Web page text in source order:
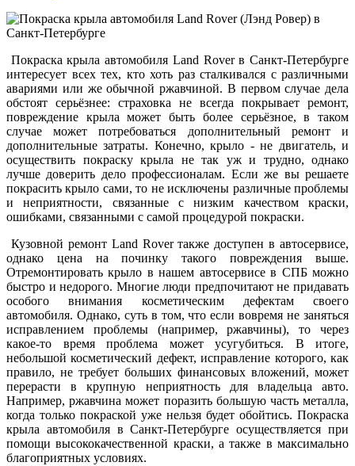
Покраска крыла автомобиля Land Rover в Санкт-Петербурге
интересует всех тех, кто хоть раз сталкивался с различными
авариями или же обычной ржавчиной. В первом случае дела
обстоят серьёзнее: страховка не всегда покрывает ремонт,
повреждение крыла может быть более серьёзное, в таком
случае может потребоваться дополнительный ремонт и
дополнительные затраты. Конечно, крыло - не двигатель, и
осуществить покраску крыла не так уж и трудно, однако
лучше доверить дело профессионалам. Если же вы решаете
покрасить крыло сами, то не исключены различные проблемы
и неприятности, связанные с низким качеством краски,
ошибками, связанными с самой процедурой покраски.
Кузовной ремонт Land Rover также доступен в автосервисе,
однако цена на починку такого повреждения выше.
Отремонтировать крыло в нашем автосервисе в СПБ можно
быстро и недорого. Многие люди предпочитают не придавать
особого внимания косметическим дефектам своего
автомобиля. Однако, суть в том, что если вовремя не заняться
исправлением проблемы (например, ржавчины), то через
какое-то время проблема может усугубиться. В итоге,
небольшой косметический дефект, исправление которого, как
правило, не требует больших финансовых вложений, может
перерасти в крупную неприятность для владельца авто.
Например, ржавчина может поразить большую часть металла,
когда только покраской уже нельзя будет обойтись. Покраска
крыла автомобиля в Санкт-Петербурге осуществляется при
помощи высококачественной краски, а также в максимально
благоприятных условиях.